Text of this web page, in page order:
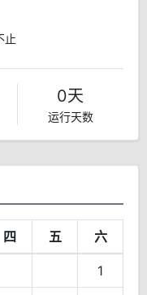
止
0天
运行天数
四 五 六
1